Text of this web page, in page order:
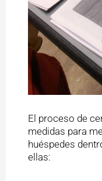
El proceso de
medidas para
huéspedes
ellas: